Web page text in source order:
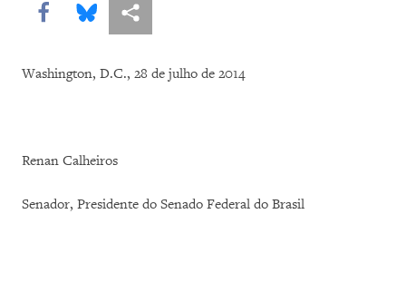
Share this via Facebook
Share this via Bluesky
Share this via Compartilhar
Washington, D.C., 28 de julho de 2014
Renan Calheiros
Senador, Presidente do Senado Federal do Brasil